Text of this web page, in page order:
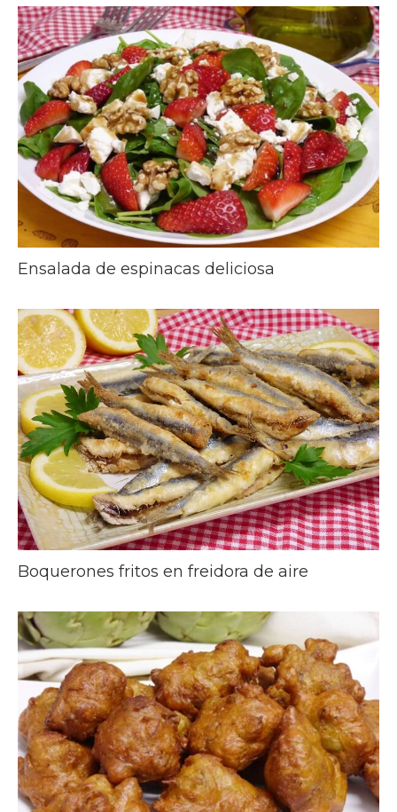
Ensalada de espinacas deliciosa
Boquerones fritos en freidora de aire